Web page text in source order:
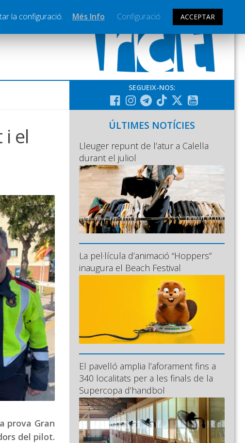
el
prova Gran
del pilot.
SEGUEIX-NOS:
ÚLTIMES NOTÍCIES
Lleuger repunt de l’atur a Calella
durant el juliol
La pel·lícula d’animació “Hoppers”
inaugura el Beach Festival
El pavelló amplia l’aforament fins a
340 localitats per a les finals de la
Supercopa d’handbol
la configuració. Més Info Configuració ACCEPTAR